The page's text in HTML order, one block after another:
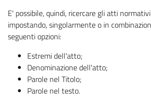
E' possibile, quindi, ricercare gli atti
impostando, singolarmente o in
seguenti opzioni:
Estremi dell'atto;
Denominazione dell'atto;
Parole nel Titolo;
Parole nel testo.